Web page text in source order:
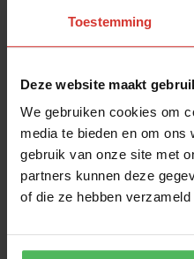
Toestemming
Deze website maakt
We gebruiken cookies om
media te bieden en om
gebruik van onze site met
partners kunnen deze
of die ze hebben
Ontvang €10,- korting!
hieronder!